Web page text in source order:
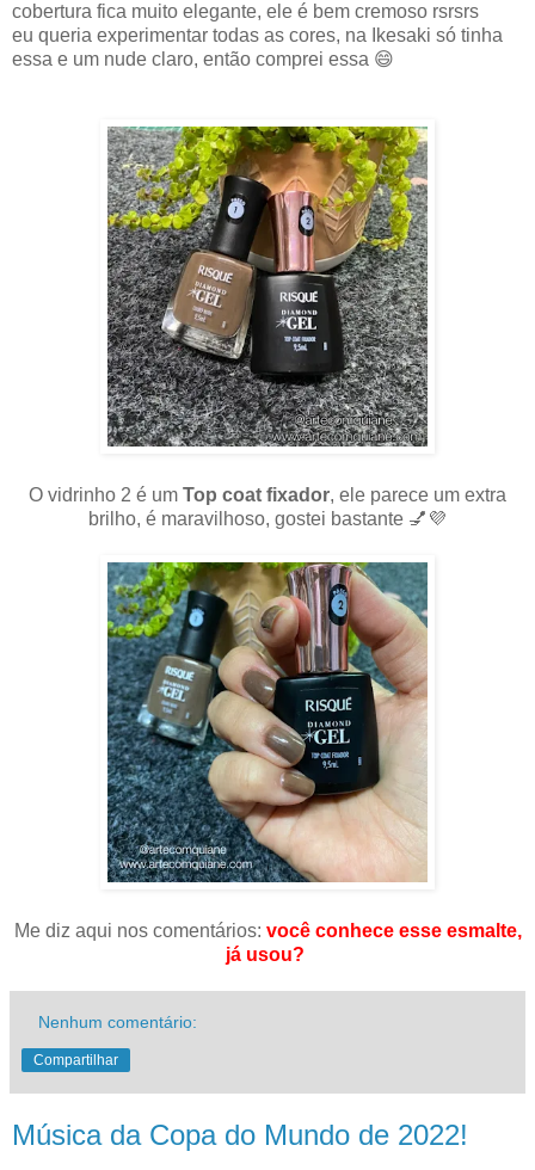
cobertura fica muito elegante, ele é bem cremoso rsrsrs
eu queria experimentar todas as cores, na Ikesaki só tinha
essa e um nude claro, então comprei essa 😄
O vidrinho 2 é um Top coat fixador, ele parece um extra
brilho, é maravilhoso, gostei bastante 💅💜
Me diz aqui nos comentários: você conhece esse esmalte,
já usou?
Nenhum comentário:
Compartilhar
Música da Copa do Mundo de 2022!